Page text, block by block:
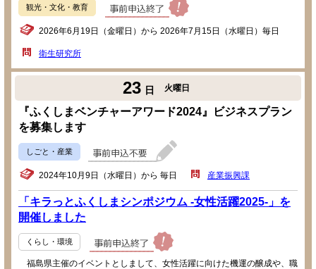
観光・文化・教育
2026年6月19日（金曜日）から 2026年7月15日（水曜日）毎日
衛生研究所
23 日 火曜日
『ふくしまベンチャーアワード2024』ビジネスプラン
を募集します
しごと・産業
2024年10月9日（水曜日）から 毎日 産業振興課
「キラっとふくしまシンポジウム -女性活躍2025-」を
開催しました
くらし・環境
福島県主催のイベントとしまして、女性活躍に向けた機運の醸成や、職